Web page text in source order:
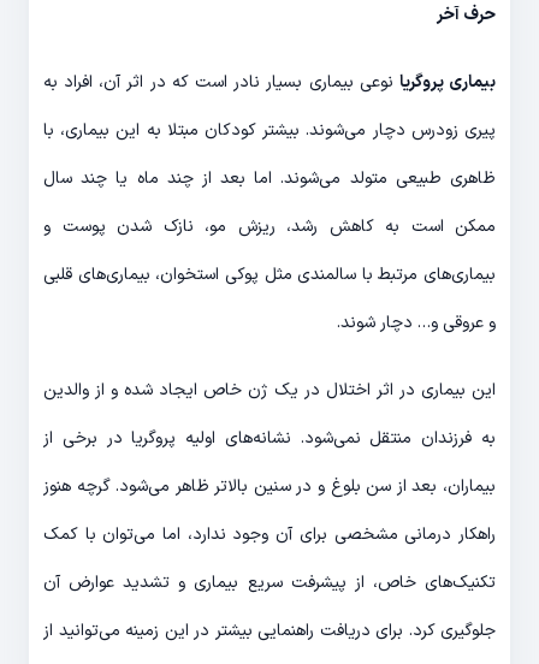
حرف آخر
بیماری پروگریا نوعی بیماری بسیار نادر است که در اثر آن، افراد به
پیری زودرس دچار می‌شوند. بیشتر کودکان مبتلا به این بیماری، با
ظاهری طبیعی متولد می‌شوند. اما بعد از چند ماه یا چند سال
ممکن است به کاهش رشد، ریزش مو، نازک شدن پوست و
بیماری‌های مرتبط با سالمندی مثل پوکی استخوان، بیماری‌های قلبی
و عروقی و… دچار شوند.
این بیماری در اثر اختلال در یک ژن خاص ایجاد شده و از والدین
به فرزندان منتقل نمی‌شود. نشانه‌های اولیه پروگریا در برخی از
بیماران، بعد از سن بلوغ و در سنین بالاتر ظاهر می‌شود. گرچه هنوز
راهکار درمانی مشخصی برای آن وجود ندارد، اما می‌توان با کمک
تکنیک‌های خاص، از پیشرفت سریع بیماری و تشدید عوارض آن
جلوگیری کرد. برای دریافت راهنمایی بیشتر در این زمینه می‌توانید از